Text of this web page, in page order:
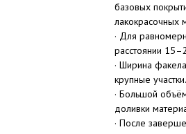
базовых
лакокрасочных
· Для
расстоянии
· Ширина
крупные участки.
· Большой
доливки
· После